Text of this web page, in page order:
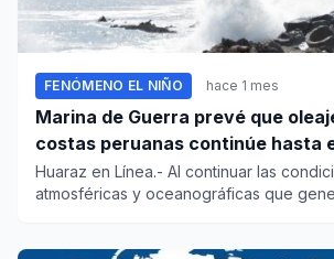
FENÓMENO EL NIÑO hace 1 mes
Marina de Guerra prevé que
costas peruanas continúe hasta
Huaraz en Línea.- Al continuar las
atmosféricas y oceanográficas que